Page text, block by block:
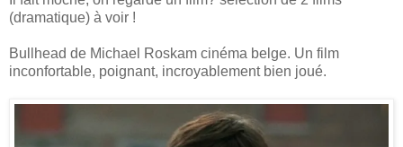
(dramatique) à voir !
Bullhead de Michael Roskam cinéma belge. Un film
inconfortable, poignant, incroyablement bien joué.